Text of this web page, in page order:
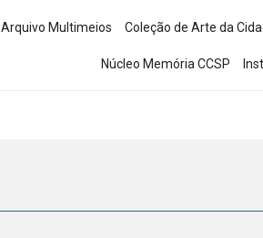
Arquivo Multimeios Coleção de Arte da
Núcleo Memória CCSP